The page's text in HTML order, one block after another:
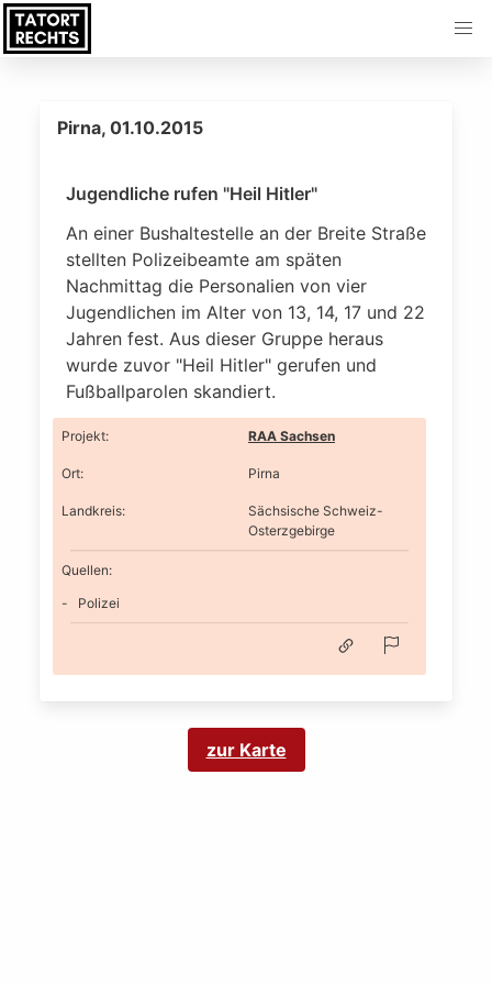
Pirna, 01.10.2015
Jugendliche rufen "Heil Hitler"
An einer Bushaltestelle an der Breite Straße
stellten Polizeibeamte am späten
Nachmittag die Personalien von vier
Jugendlichen im Alter von 13, 14, 17 und 22
Jahren fest. Aus dieser Gruppe heraus
wurde zuvor "Heil Hitler" gerufen und
Fußballparolen skandiert.
Projekt: RAA Sachsen
Ort: Pirna
Landkreis:
Sächsische Schweiz-
Osterzgebirge
Quellen:
Polizei
zur Karte